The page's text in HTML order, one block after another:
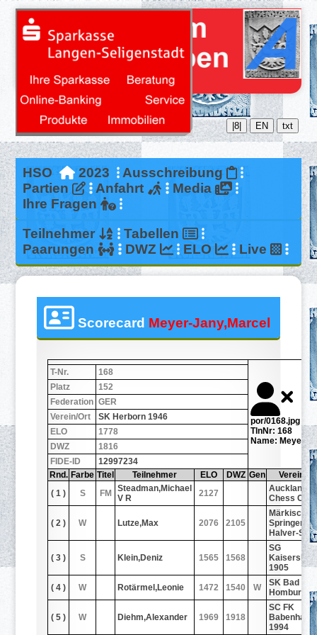
|8| EN txt
HSO 2023
Ausschreibung
Partien
Anfahrt
Media
Ihre Fragen
Teilnehmer
Tabellen
Paarungen
DWZ ELO Live
Scorecard Meyer-Jany,Marcel
por/0168.jpg
TlnNr: 168
Name: Meyer-
T-Nr.
168
Platz
152
Federation GER
Verein/Ort
SK Herborn 1946
ELO
1778
DWZ
1816
FIDE-ID
12997234
Rnd. Farbe Titel Teilnehmer ELO DWZ Gen
Verein/
( 1 )
S FM
Steadman,Michael
V R
2127
Auckland
Chess
( 2 ) W Lutze,Max 2076 2105
Märkischer
Springer
Halver-
( 3 ) S Klein,Deniz 1565 1568
SG
1905
( 4 )
W Rotärmel,Leonie 1472 1540 W
SK Bad
Homburg
( 5 ) W Diehm,Alexander 1969 1918
SC FK
1994